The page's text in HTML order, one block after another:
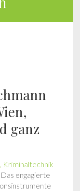
ganz
Kriminaltechnik
engagierte